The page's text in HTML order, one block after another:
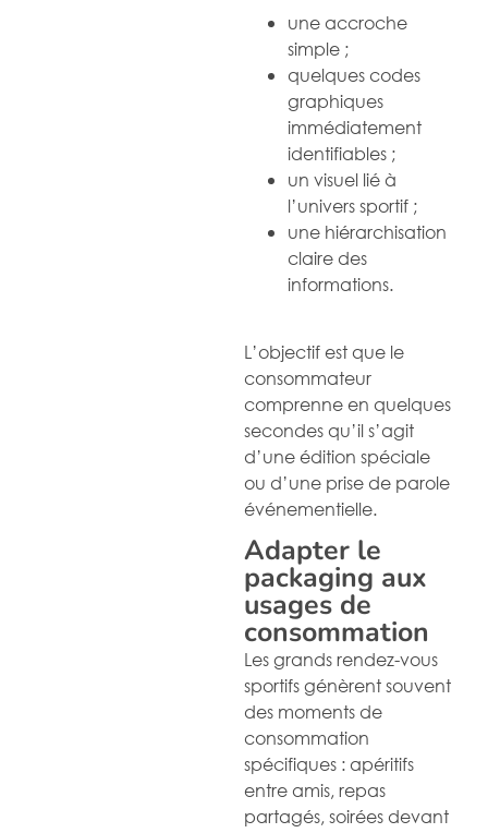
une accroche
simple ;
quelques codes
graphiques
immédiatement
identifiables ;
un visuel lié à
l’univers sportif ;
une hiérarchisation
claire des
informations.
L’objectif est que le
consommateur
comprenne en quelques
secondes qu’il s’agit
d’une édition spéciale
ou d’une prise de parole
événementielle.
Adapter le
packaging aux
usages de
consommation
Les grands rendez-vous
sportifs génèrent souvent
des moments de
consommation
spécifiques : apéritifs
entre amis, repas
partagés, soirées devant